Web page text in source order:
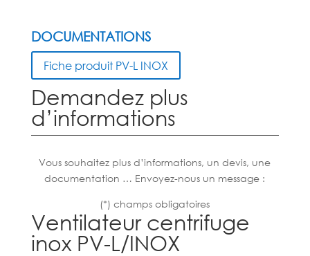
DOCUMENTATIONS
Fiche produit PV-L INOX
Demandez plus
d’informations
Vous souhaitez plus d’informations, un devis, une
documentation … Envoyez-nous un message :
(*) champs obligatoires
Ventilateur centrifuge
inox PV-L/INOX